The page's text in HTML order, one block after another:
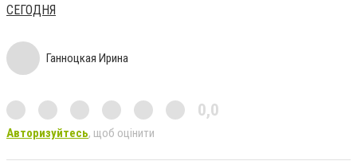
СЕГОДНЯ
Ганноцкая Ирина
0,0
Авторизуйтесь, щоб оцінити